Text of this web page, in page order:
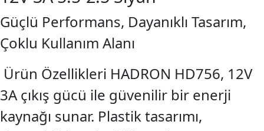
Güçlü Performans, Dayanıklı Tasarım,
Çoklu Kullanım Alanı
Ürün Özellikleri HADRON HD756, 12V
3A çıkış gücü ile güvenilir bir enerji
kaynağı sunar. Plastik tasarımı,